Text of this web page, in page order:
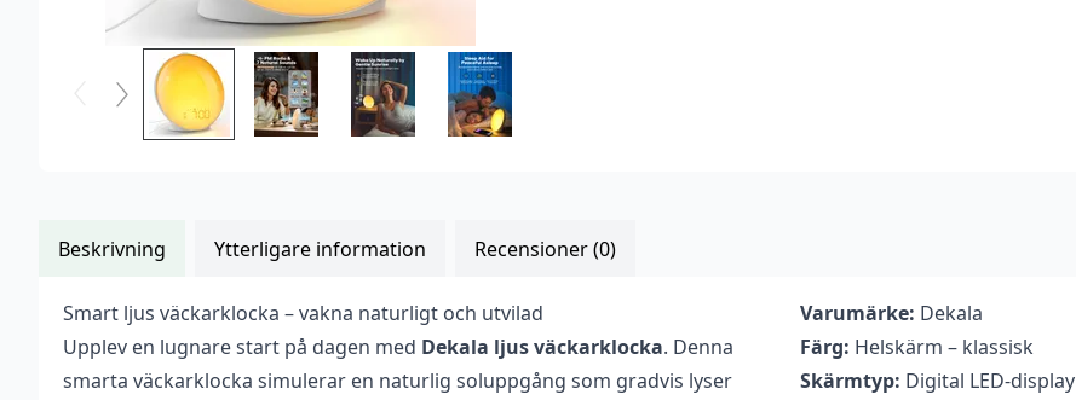
Beskrivning Ytterligare information Recensioner (0)
Smart ljus väckarklocka – vakna naturligt och utvilad
Upplev en lugnare start på dagen med Dekala ljus väckarklocka. Denna
smarta väckarklocka simulerar en naturlig soluppgång som gradvis lyser
Varumärke: Dekala
Färg: Helskärm – klassisk
Skärmtyp: Digital LED-display
Vikt 0,509 kg
Recensioner
Det finns inga recensioner än.
Bli först med att recensera ”Smart Väckarklocka”
Du måste varainloggadför att skriva en recension.